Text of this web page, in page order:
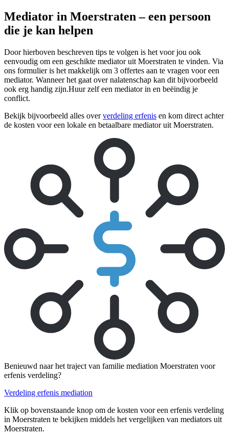
Mediator in Moerstraten – een persoon
die je kan helpen
Door hierboven beschreven tips te volgen is het voor jou ook
eenvoudig om een geschikte mediator uit Moerstraten te vinden. Via
ons formulier is het makkelijk om 3 offertes aan te vragen voor een
mediator. Wanneer het gaat over nalatenschap kan dit bijvoorbeeld
ook erg handig zijn.Huur zelf een mediator in en beëindig je
conflict.
Bekijk bijvoorbeeld alles oververdeling erfenis en kom direct achter
de kosten voor een lokale en betaalbare mediator uit Moerstraten.
Benieuwd naar het traject van familie mediation Moerstraten voor
erfenis verdeling?
Verdeling erfenis mediation
Klik op bovenstaande knop om de kosten voor een erfenis verdeling
in Moerstraten te bekijken middels het vergelijken van mediators uit
Moerstraten.